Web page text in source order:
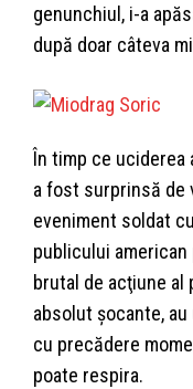
genunchiul, i-a
după doar câteva
În timp ce uciderea
a fost surprinsă de
eveniment soldat
publicului american
brutal de acţiune al
absolut şocante,
cu precădere
poate respira.